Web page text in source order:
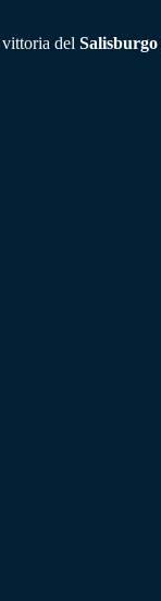
del Salisburgo